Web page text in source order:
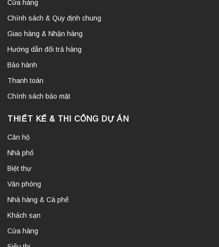
Cửa hàng
Chính sách & Quy định chung
Giao hàng & Nhận hàng
Hướng dẫn đổi trả hàng
Bảo hành
Thanh toán
Chính sách bảo mật
THIẾT KẾ & THI CÔNG DỰ ÁN
Căn hộ
Nhà phố
Biệt thự
Văn phòng
Nhà hàng & Cà phê
Khách sạn
Cửa hàng